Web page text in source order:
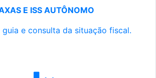
E ISS AUTÔNOMO
guia e consulta da situação fiscal.